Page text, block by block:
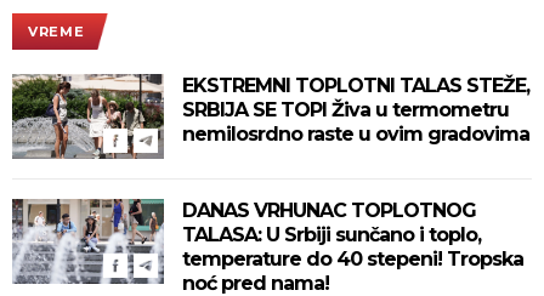
VREME
EKSTREMNI TOPLOTNI TALAS STEŽE,
SRBIJA SE TOPI Živa u termometru
nemilosrdno raste u ovim gradovima
DANAS VRHUNAC TOPLOTNOG
TALASA: U Srbiji sunčano i toplo,
temperature do 40 stepeni! Tropska
noć pred nama!